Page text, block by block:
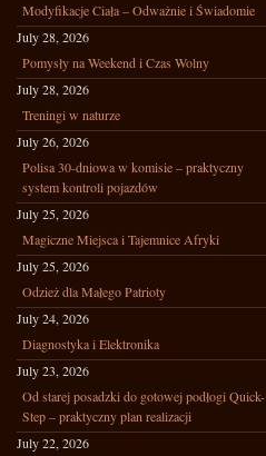
Modyfikacje Ciała – Odważnie i Świadomie
July 28, 2026
Pomysły na Weekend i Czas Wolny
July 28, 2026
Treningi w naturze
July 26, 2026
Polisa 30-dniowa w komisie – praktyczny
system kontroli pojazdów
July 25, 2026
Magiczne Miejsca i Tajemnice Afryki
July 25, 2026
Odzież dla Małego Patrioty
July 24, 2026
Diagnostyka i Elektronika
July 23, 2026
Od starej posadzki do gotowej podłogi Quick-
Step – praktyczny plan realizacji
July 22, 2026